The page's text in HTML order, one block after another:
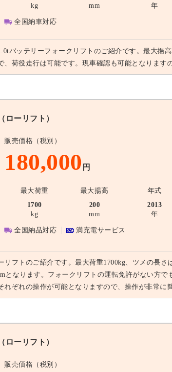
kg
mm
年
全国納車対応
バッテリーフォークリフトのご紹介です。最大揚
、荷役走行は可能です。現車確認も可能となります
（ローリフト）
販売価格（税別）
180,000 円
最大荷重 最大揚高 年式
1700
kg
200
mm
2013
年
全国納品対応 満充電サービス
リフトのご紹介です。最大荷重1700kg、ツメの長さ
となります。フォークリフトの運転免許がない方
れぞれの操作が可能となりますので、操作が非常に
（ローリフト）
販売価格（税別）